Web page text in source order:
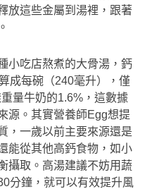
放這些金屬到湯裡，跟著
小吃店熬煮的大骨湯，鈣
成每碗（240毫升），僅
量牛奶的1.6%，這數據
源。其實營養師Egg想提
，一歲以前主要來源還是
能從其他高鈣食物，如小
攝取。高湯建議不妨用蔬
分鐘，就可以有效提升風